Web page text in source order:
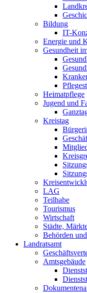
Bildung
IT-
Energie und
Gesundheit
Heimatpflege
Jugend und
Kreistag
LAG
Teilhabe
Tourismus
Wirtschaft
Städte,
Behörden
Landratsamt
Amtsgebäude